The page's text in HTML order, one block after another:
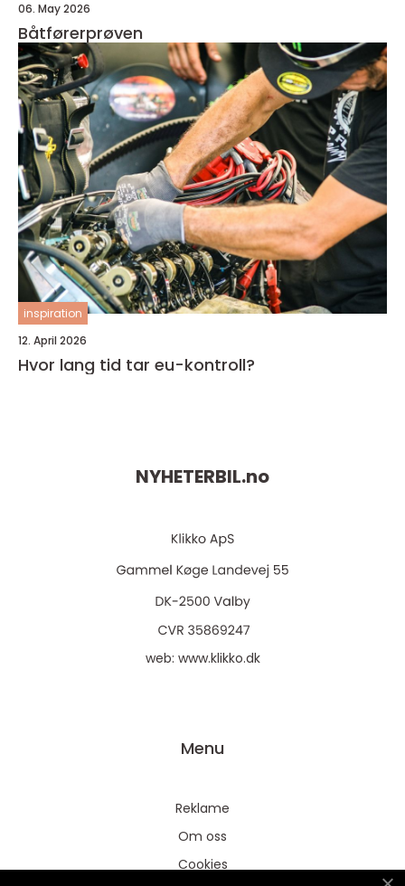
06. May 2026
Båtførerprøven
inspiration
12. April 2026
Hvor lang tid tar eu-kontroll?
NYHETERBIL.no
web: www.klikko.dk
Menu
Reklame
Om oss
Cookies